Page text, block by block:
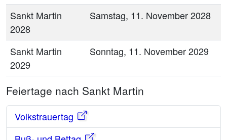
Sankt Martin
2028
Samstag, 11. November 2028
Sankt Martin
2029
Sonntag, 11. November 2029
Feiertage nach Sankt Martin
Volkstrauertag